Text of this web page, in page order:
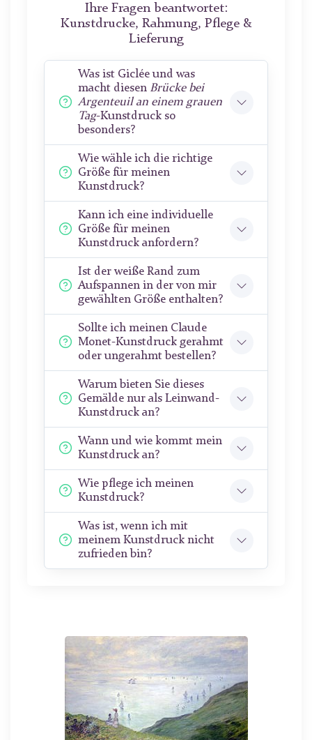
Ihre Fragen beantwortet:
Kunstdrucke, Rahmung, Pflege &
Lieferung
Was ist Giclée und was
macht diesen Brücke bei
Argenteuil an einem grauen
Tag-Kunstdruck so
besonders?
Wie wähle ich die richtige
Größe für meinen
Kunstdruck?
Kann ich eine individuelle
Größe für meinen
Kunstdruck anfordern?
Ist der weiße Rand zum
Aufspannen in der von mir
gewählten Größe enthalten?
Sollte ich meinen Claude
Monet-Kunstdruck gerahmt
oder ungerahmt bestellen?
Warum bieten Sie dieses
Gemälde nur als Leinwand-
Kunstdruck an?
Wann und wie kommt mein
Kunstdruck an?
Wie pflege ich meinen
Kunstdruck?
Was ist, wenn ich mit
meinem Kunstdruck nicht
zufrieden bin?